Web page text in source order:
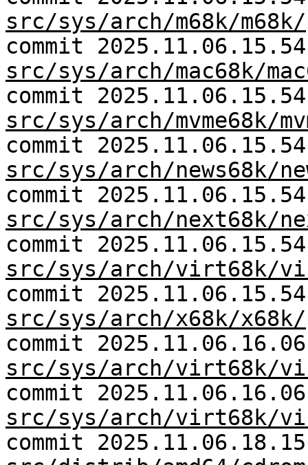
src/sys/arch/m68k/
commit
src/sys/arch/mac68k/
commit
src/sys/arch/mvme68k/
commit
src/sys/arch/news68k/
commit
src/sys/arch/next68k/
commit
src/sys/arch/virt68k/
commit
src/sys/arch/x68k/x68k/
commit
src/sys/arch/virt68k/
commit
src/sys/arch/virt68k/
commit